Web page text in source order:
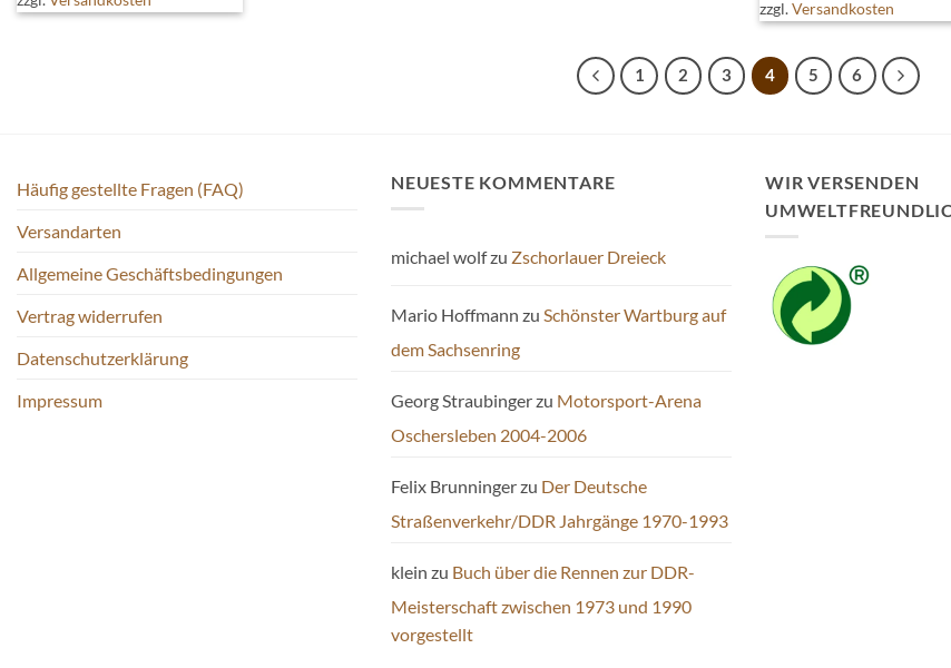
zzgl.Versandkosten
1 2 3 4 5 6
Häufig gestellte Fragen (FAQ)
Versandarten
Allgemeine Geschäftsbedingungen
Vertrag widerrufen
Datenschutzerklärung
Impressum
NEUESTE KOMMENTARE
michael wolfzu Zschorlauer Dreieck
Mario Hoffmann zu Schönster Wartburg auf
dem Sachsenring
Georg Straubingerzu Motorsport-Arena
Oschersleben 2004-2006
Felix Brunningerzu Der Deutsche
Straßenverkehr/DDR Jahrgänge 1970-1993
klein zu Buch über die Rennen zur DDR-
Meisterschaft zwischen 1973 und 1990
vorgestellt
WIR VERSENDEN